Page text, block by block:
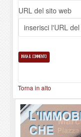
URL del sito web
Torna in alto